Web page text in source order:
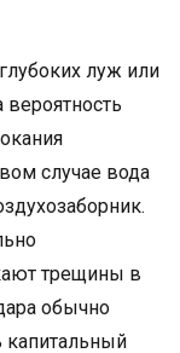
луж или
случае вода
трещины в
обычно
капитальный